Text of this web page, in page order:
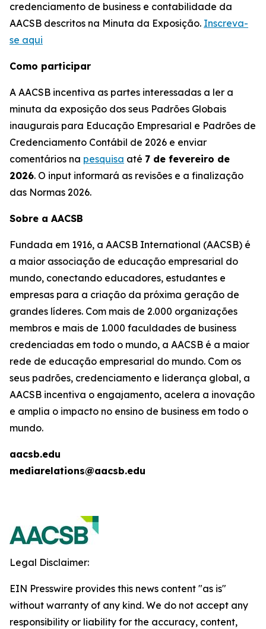
credenciamento de business e contabilidade da
AACSB descritos na Minuta da Exposição. Inscreva-
se aqui
Como participar
A AACSB incentiva as partes interessadas a ler a
minuta da exposição dos seus Padrões Globais
inaugurais para Educação Empresarial e Padrões de
Credenciamento Contábil de 2026 e enviar
comentários na pesquisa até 7 de fevereiro de
2026. O input informará as revisões e a finalização
das Normas 2026.
Sobre a AACSB
Fundada em 1916, a AACSB International (AACSB) é
a maior associação de educação empresarial do
mundo, conectando educadores, estudantes e
empresas para a criação da próxima geração de
grandes líderes. Com mais de 2.000 organizações
membros e mais de 1.000 faculdades de business
credenciadas em todo o mundo, a AACSB é a maior
rede de educação empresarial do mundo. Com os
seus padrões, credenciamento e liderança global, a
AACSB incentiva o engajamento, acelera a inovação
e amplia o impacto no ensino de business em todo o
mundo.
aacsb.edu
mediarelations@aacsb.edu
Legal Disclaimer:
EIN Presswire provides this news content "as is"
without warranty of any kind. We do not accept any
responsibility or liability for the accuracy, content,